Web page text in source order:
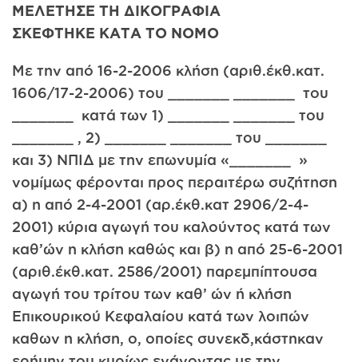
ΜΕΛΕΤΗΣΕ ΤΗ ΔΙΚΟΓΡΑΦΙΑ
ΣΚΕΦΤΗΚΕ ΚΑΤΑ ΤΟ ΝΟΜΟ
Με την από 16-2-2006 κλήση (αριθ.έκθ.κατ.
1606/17-2-2006) του _______ _______ του
_______ κατά των 1) _______ _______ του
_______ , 2) _______ _______ του _______
και 3) ΝΠΙΔ με την επωνυμία «_______ »
νομίμως φέρονται προς περαιτέρω συζήτηση
α) η από 2-4-2001 (αρ.έκθ.κατ 2906/2-4-
2001) κύρια αγωγή του καλούντος κατά των
καθ’ών η κλήση καθώς και β) η από 25-6-2001
(αριθ.έκθ.κατ. 2586/2001) παρεμπίπτουσα
αγωγή του τρίτου των καθ’ ών ή κλήση
Επικουρικού Κεφαλαίου κατά των λοιπών
καθων η κλήση, ο, οποίες συνεκδ,κάστηκαν